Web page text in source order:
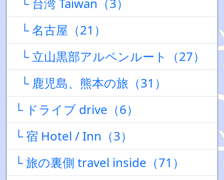
└ 名古屋（21）
└ 立山黒部アルペンルート（27）
└ 鹿児島、熊本の旅（31）
└ ドライブ drive（6）
└ 宿 Hotel / Inn（3）
└ 旅の裏側 travel inside（71）